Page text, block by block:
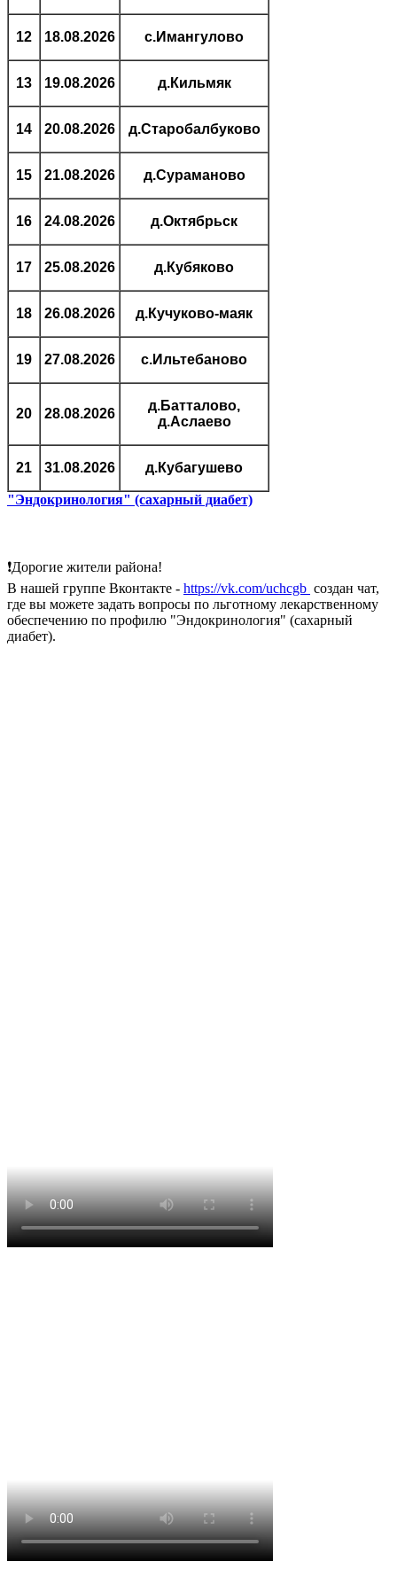
12 18.08.2026 с.Имангулово
13 19.08.2026 д.Кильмяк
14 20.08.2026 д.Старобалбуково
15 21.08.2026 д.Сураманово
16 24.08.2026 д.Октябрьск
17 25.08.2026 д.Кубяково
18 26.08.2026 д.Кучуково-маяк
19 27.08.2026 с.Ильтебаново
20 28.08.2026
д.Батталово,
д.Аслаево
21 31.08.2026 д.Кубагушево
"Эндокринология" (сахарный диабет)
❗Дорогие жители района!
В нашей группе Вконтакте - https://vk.com/uchcgb создан чат,
где вы можете задать вопросы по льготному лекарственному
обеспечению по профилю "Эндокринология" (сахарный
диабет).